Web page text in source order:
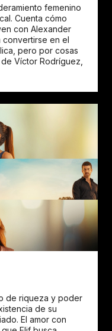
femenino
Cuenta cómo
con Alexander
convertirse en el
pero por cosas
Víctor Rodríguez,
de riqueza y poder
de su
El amor con